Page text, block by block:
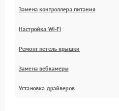
Замена контроллера питания
Настройка Wi-Fi
Ремонт петель крышки
Замена вебкамеры
Установка драйверов